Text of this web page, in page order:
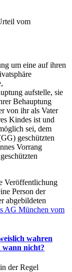
vom
um eine auf ihren
aufstelle, sie
Behauptung
von ihr als Vater
Kindes ist und
sei, dem
geschützten
Vorrang
Veröffentlichung
Person der
abgebildeten
AG München vom
wahren
wann nicht?
der Regel